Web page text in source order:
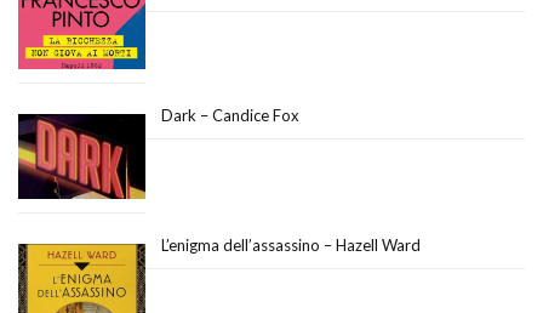
Dark – Candice Fox
L’enigma dell’assassino – Hazell Ward